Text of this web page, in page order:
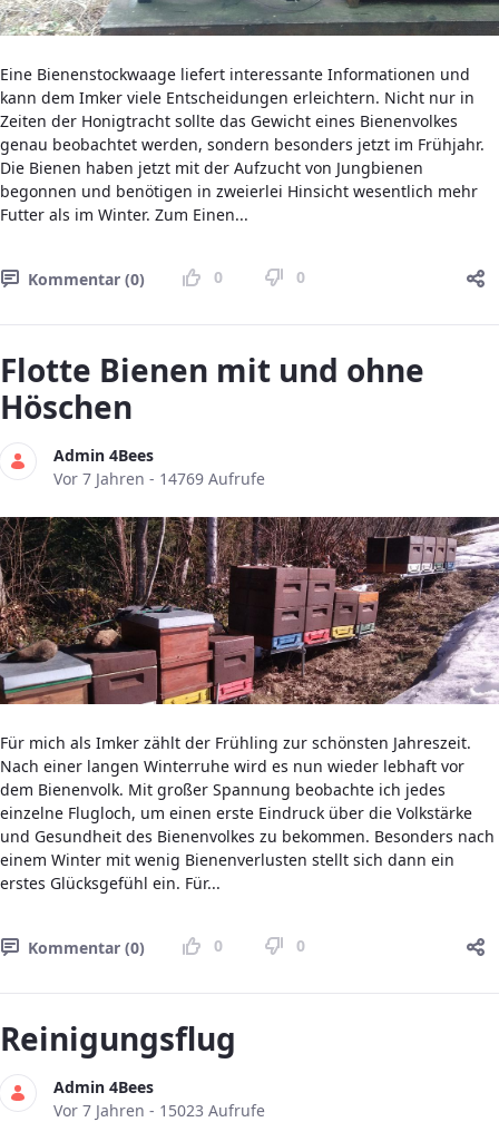
Eine Bienenstockwaage liefert interessante Informationen und
kann dem Imker viele Entscheidungen erleichtern. Nicht nur in
Zeiten der Honigtracht sollte das Gewicht eines Bienenvolkes
genau beobachtet werden, sondern besonders jetzt im Frühjahr.
Die Bienen haben jetzt mit der Aufzucht von Jungbienen
begonnen und benötigen in zweierlei Hinsicht wesentlich mehr
Futter als im Winter. Zum Einen...
Kommentar (0) 0 0
Flotte Bienen mit und ohne
Höschen
Admin 4Bees
Publikationsdatum
Vor 7 Jahren - 14769 Aufrufe
Für mich als Imker zählt der Frühling zur schönsten Jahreszeit.
Nach einer langen Winterruhe wird es nun wieder lebhaft vor
dem Bienenvolk. Mit großer Spannung beobachte ich jedes
einzelne Flugloch, um einen erste Eindruck über die Volkstärke
und Gesundheit des Bienenvolkes zu bekommen. Besonders nach
einem Winter mit wenig Bienenverlusten stellt sich dann ein
erstes Glücksgefühl ein. Für...
Kommentar (0) 0 0
Reinigungsflug
Admin 4Bees
Publikationsdatum
Vor 7 Jahren - 15023 Aufrufe